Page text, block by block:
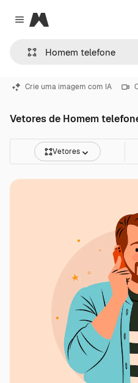
Close menu
Magnific
Crie uma imagem com IA
Vetores de Homem
Vetores